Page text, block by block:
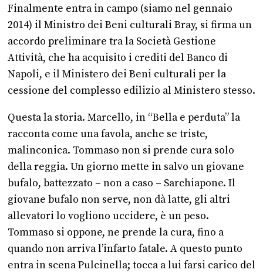
Finalmente entra in campo (siamo nel gennaio
2014) il Ministro dei Beni culturali Bray, si firma un
accordo preliminare tra la Società Gestione
Attività, che ha acquisito i crediti del Banco di
Napoli, e il Ministero dei Beni culturali per la
cessione del complesso edilizio al Ministero stesso.
Questa la storia. Marcello, in “Bella e perduta” la
racconta come una favola, anche se triste,
malinconica. Tommaso non si prende cura solo
della reggia. Un giorno mette in salvo un giovane
bufalo, battezzato – non a caso – Sarchiapone. Il
giovane bufalo non serve, non dà latte, gli altri
allevatori lo vogliono uccidere, è un peso.
Tommaso si oppone, ne prende la cura, fino a
quando non arriva l’infarto fatale. A questo punto
entra in scena Pulcinella; tocca a lui farsi carico del